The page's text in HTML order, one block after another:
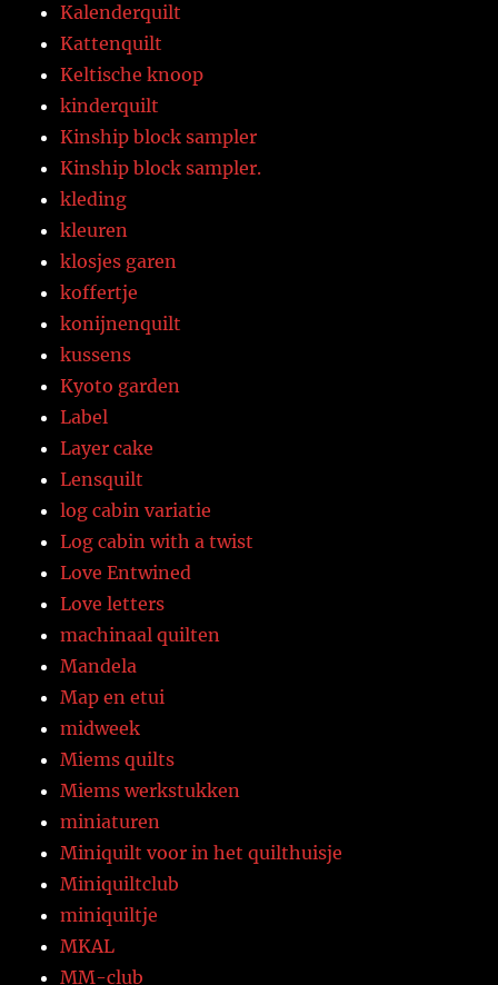
Kalenderquilt
Kattenquilt
Keltische knoop
kinderquilt
Kinship block sampler
Kinship block sampler.
kleding
kleuren
klosjes garen
koffertje
konijnenquilt
kussens
Kyoto garden
Label
Layer cake
Lensquilt
log cabin variatie
Log cabin with a twist
Love Entwined
Love letters
machinaal quilten
Mandela
Map en etui
midweek
Miems quilts
Miems werkstukken
miniaturen
Miniquilt voor in het quilthuisje
Miniquiltclub
miniquiltje
MKAL
MM-club